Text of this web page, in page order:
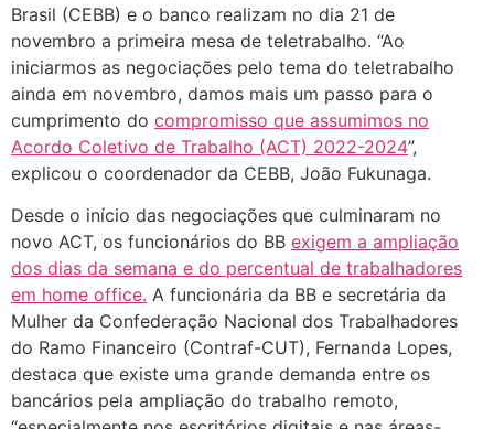
Brasil (CEBB) e o banco realizam no dia 21 de
novembro a primeira mesa de teletrabalho. “Ao
iniciarmos as negociações pelo tema do teletrabalho
ainda em novembro, damos mais um passo para o
cumprimento do compromisso que assumimos no
Acordo Coletivo de Trabalho (ACT) 2022-2024”,
explicou o coordenador da CEBB, João Fukunaga.
Desde o início das negociações que culminaram no
novo ACT, os funcionários do BB exigem a ampliação
dos dias da semana e do percentual de trabalhadores
em home office. A funcionária da BB e secretária da
Mulher da Confederação Nacional dos Trabalhadores
do Ramo Financeiro (Contraf-CUT), Fernanda Lopes,
destaca que existe uma grande demanda entre os
bancários pela ampliação do trabalho remoto,